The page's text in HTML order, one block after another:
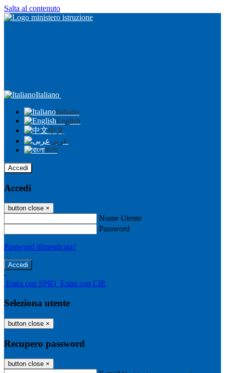
Salta al contenuto
Italiano
Italiano
English
中文
عربى
বাংলা
Accedi
Accedi
button close ×
Nome Utente
Password
Password dimenticata?
-
Entra con SPID Entra con CIE
Seleziona utente
button close ×
Recupero password
button close ×